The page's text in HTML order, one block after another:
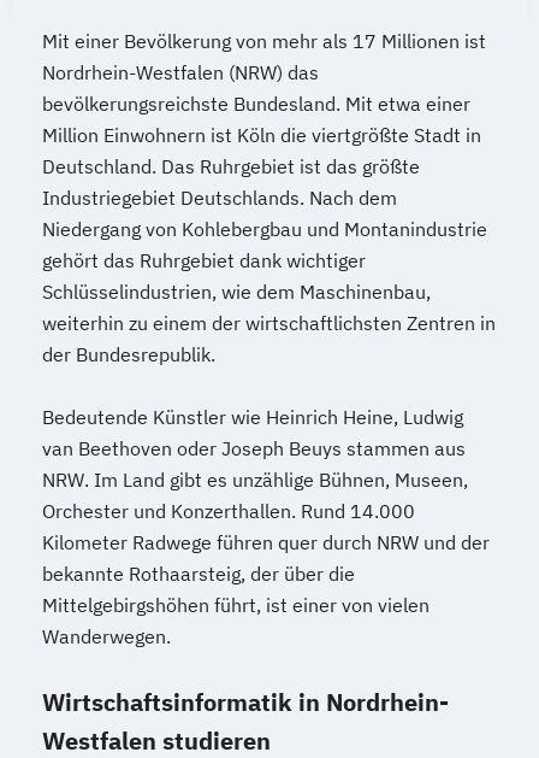
Mit einer Bevölkerung von mehr als 17 Millionen ist
Nordrhein-Westfalen (NRW) das
bevölkerungsreichste Bundesland. Mit etwa einer
Million Einwohnern ist Köln die viertgrößte Stadt in
Deutschland. Das Ruhrgebiet ist das größte
Industriegebiet Deutschlands. Nach dem
Niedergang von Kohlebergbau und Montanindustrie
gehört das Ruhrgebiet dank wichtiger
Schlüsselindustrien, wie dem Maschinenbau,
weiterhin zu einem der wirtschaftlichsten Zentren in
der Bundesrepublik.
Bedeutende Künstler wie Heinrich Heine, Ludwig
van Beethoven oder Joseph Beuys stammen aus
NRW. Im Land gibt es unzählige Bühnen, Museen,
Orchester und Konzerthallen. Rund 14.000
Kilometer Radwege führen quer durch NRW und der
bekannte Rothaarsteig, der über die
Mittelgebirgshöhen führt, ist einer von vielen
Wanderwegen.
Wirtschaftsinformatik in Nordrhein-
Westfalen studieren